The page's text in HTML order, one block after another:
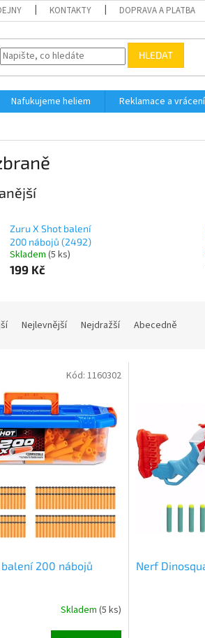
KONTAKTY DOPRAVA A PLATBA
HLEDAT
Nafukujeme heliem Reklamace a
Zuru X Shot balení
200 nábojů (2492)
Skladem (5 ks)
199 Kč
Nejlevnější Nejdražší Abecedně
200 nábojů
Skladem (5 ks)
Kód: 1160302
Nerf